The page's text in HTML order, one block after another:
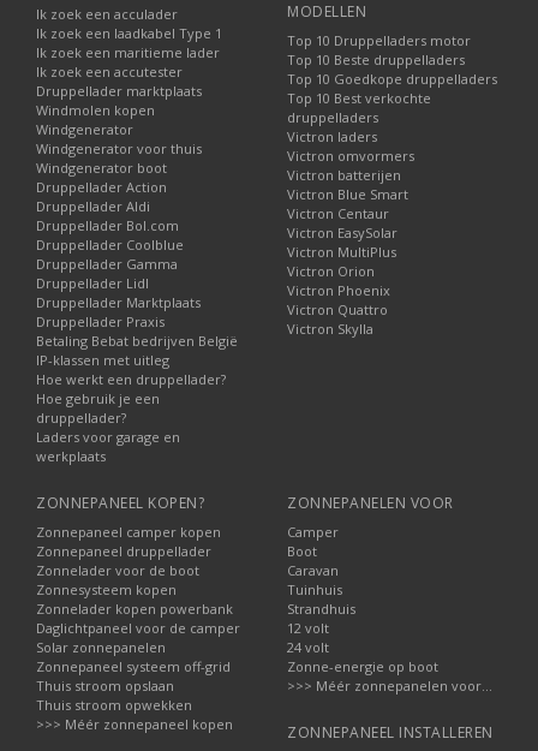
Ik zoek een acculader
Ik zoek een laadkabel Type 1
Ik zoek een maritieme lader
Ik zoek een accutester
Druppellader marktplaats
Windmolen kopen
Windgenerator
Windgenerator voor thuis
Windgenerator boot
Druppellader Action
Druppellader Aldi
Druppellader Bol.com
Druppellader Coolblue
Druppellader Gamma
Druppellader Lidl
Druppellader Marktplaats
Druppellader Praxis
Betaling Bebat bedrijven België
IP-klassen met uitleg
Hoe werkt een druppellader?
Hoe gebruik je een
druppellader?
Laders voor garage en
werkplaats
MODELLEN
Top 10 Druppelladers motor
Top 10 Beste druppelladers
Top 10 Goedkope druppelladers
Top 10 Best verkochte
druppelladers
Victron laders
Victron omvormers
Victron batterijen
Victron Blue Smart
Victron Centaur
Victron EasySolar
Victron MultiPlus
Victron Orion
Victron Phoenix
Victron Quattro
Victron Skylla
ZONNEPANEEL KOPEN?
Zonnepaneel camper kopen
Zonnepaneel druppellader
Zonnelader voor de boot
Zonnesysteem kopen
Zonnelader kopen powerbank
Daglichtpaneel voor de camper
Solar zonnepanelen
Zonnepaneel systeem off-grid
Thuis stroom opslaan
Thuis stroom opwekken
>>> Méér zonnepaneel kopen
ZONNEPANELEN VOOR
Camper
Boot
Caravan
Tuinhuis
Strandhuis
12 volt
24 volt
Zonne-energie op boot
>>> Méér zonnepanelen voor...
ZONNEPANEEL INSTALLEREN